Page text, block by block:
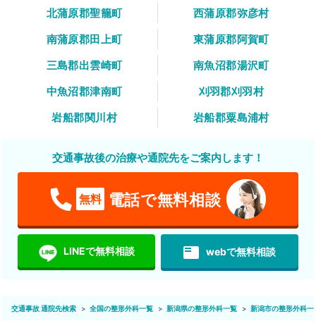
北蒲原郡聖籠町
西蒲原郡弥彦村
南蒲原郡田上町
東蒲原郡阿賀町
三島郡出雲崎町
南魚沼郡湯沢町
中魚沼郡津南町
刈羽郡刈羽村
岩船郡関川村
岩船郡粟島浦村
交通事故後の治療や通院先をご案内します！
無料 電話で無料相談
LINEで無料相談 featured_play_list webで無料相談
交通事故 通院先検索 全国の整形外科一覧 新潟県の整形外科一覧 新潟市の整形外科一